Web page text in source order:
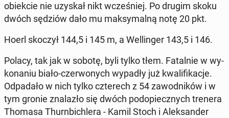
obiek­cie nie uzyskał nikt wcze­śniej. Po drugim skoku
dwóch sędziów dało mu mak­sy­mal­ną notę 20 pkt.
Hoerl skoczył 144,5 i 145 m, a Wel­lin­ger 143,5 i 146.
Polacy, tak jak w sobotę, byli tylko tłem. Fa­tal­nie w wy­
ko­na­niu biało-czer­wo­nych wypadły już kwa­li­fi­ka­cje.
Od­pa­da­ło w nich tylko czte­rech z 54 za­wod­ni­ków i w
tym gronie zna­la­zło się dwóch pod­opiecz­nych trenera
Thomasa Thurn­bi­chle­ra - Kamil Stoch i Alek­san­der